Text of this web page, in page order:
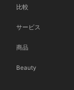
比較
サービス
商品
Beauty